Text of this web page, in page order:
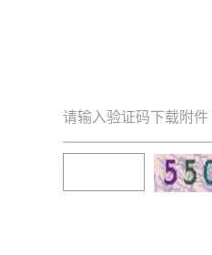
请输入验证码下载附件